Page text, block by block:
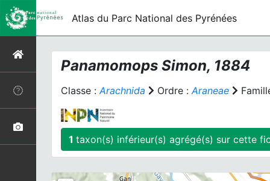
Atlas du Parc National des Pyrénées
Panamomops Simon, 1884
Classe :Arachnida Ordre :Araneae
1 taxon(s)